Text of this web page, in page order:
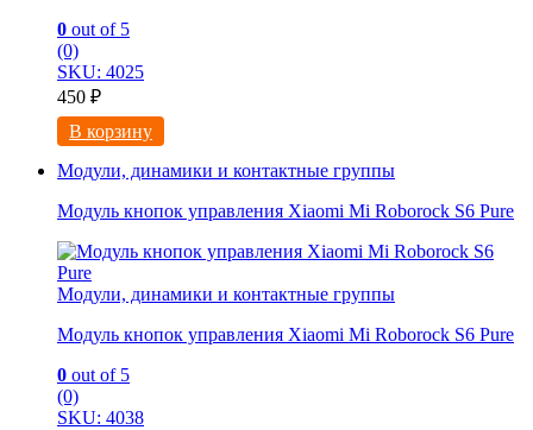
0 out of 5
(0)
SKU: 4025
450 ₽
В корзину
Модули, динамики и контактные группы
Модуль кнопок управления Xiaomi Mi Roborock S6 Pure
Модули, динамики и контактные группы
Модуль кнопок управления Xiaomi Mi Roborock S6 Pure
0 out of 5
(0)
SKU: 4038